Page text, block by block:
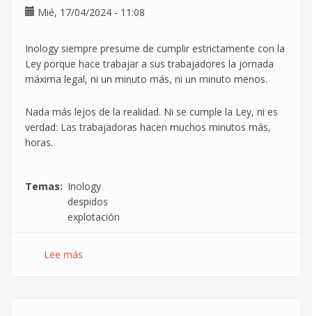
29
abril
Mié, 17/04/2024 - 11:08
Inology siempre presume de cumplir estrictamente con la
Ley porque hace trabajar a sus trabajadores la jornada
máxima legal, ni un minuto más, ni un minuto menos.
Nada más lejos de la realidad. Ni se cumple la Ley, ni es
verdad: Las trabajadoras hacen muchos minutos más,
horas.
Temas
Inology
despidos
explotación
Lee más